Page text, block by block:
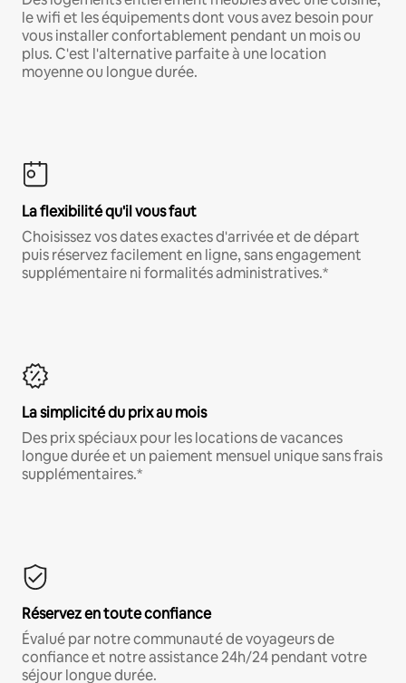
le wifi et les équipements dont vous avez besoin pour
vous installer confortablement pendant un mois ou
plus. C'est l'alternative parfaite à une location
moyenne ou longue durée.
La flexibilité qu'il vous faut
Choisissez vos dates exactes d'arrivée et de départ
puis réservez facilement en ligne, sans engagement
supplémentaire ni formalités administratives.*
La simplicité du prix au mois
Des prix spéciaux pour les locations de vacances
longue durée et un paiement mensuel unique sans frais
supplémentaires.*
Réservez en toute confiance
Évalué par notre communauté de voyageurs de
confiance et notre assistance 24h/24 pendant votre
séjour longue durée.